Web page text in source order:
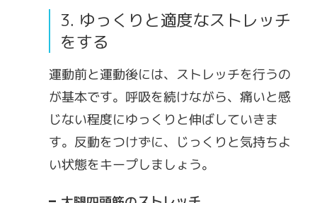
3. ゆっくりと適度なストレッチ
をする
運動前と運動後には、ストレッチを行うの
が基本です。呼吸を続けながら、痛いと感
じない程度にゆっくりと伸ばしていきま
す。反動をつけずに、じっくりと気持ちよ
い状態をキープしましょう。